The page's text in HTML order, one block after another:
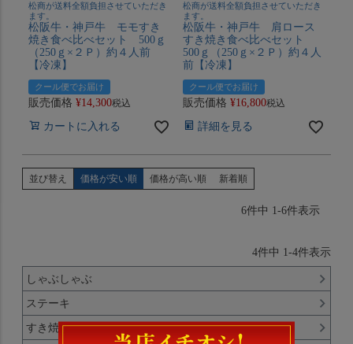
松商が送料全額負担させていただき
ます。
松阪牛・神戸牛 モモすき
焼き食べ比べセット 500ｇ
（250ｇ×２Ｐ）約４人前
【冷凍】
クール便でお届け
販売価格 ¥14,300税込
カートに入れる
松商が送料全額負担させていただき
ます。
松阪牛・神戸牛 肩ロース
すき焼き食べ比べセット
500ｇ（250ｇ×２Ｐ）約４人
前【冷凍】
クール便でお届け
販売価格 ¥16,800税込
詳細を見る
並び替え 価格が安い順 価格が高い順 新着順
6件中 1-6件表示
4件中 1-4件表示
しゃぶしゃぶ
ステーキ
すき焼き